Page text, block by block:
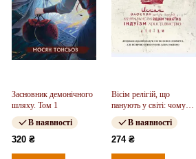
Засновник демонічного
шляху. Том 1
В наявності
320 ₴
Вісім релігій, що
панують у світі: чому
їхні відмінності мають
значенняВ наявності
274 ₴